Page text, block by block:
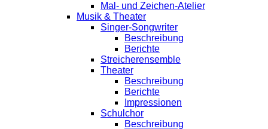
Mal- und Zeichen-Atelier
Musik & Theater
Singer-Songwriter
Beschreibung
Berichte
Streicherensemble
Theater
Beschreibung
Berichte
Impressionen
Schulchor
Beschreibung